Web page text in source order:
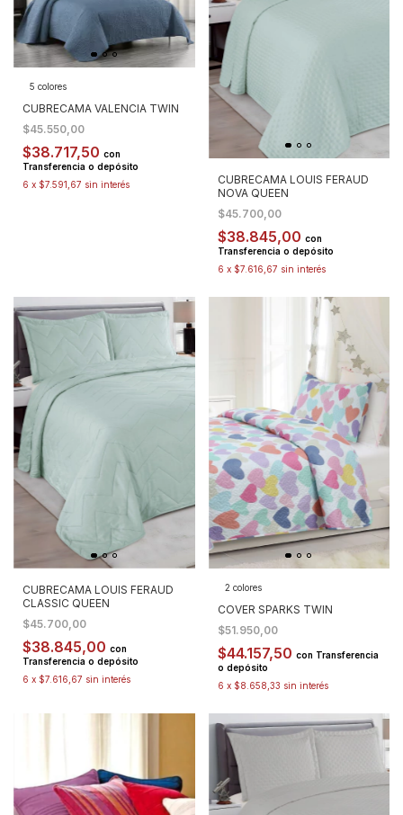
5 colores
CUBRECAMA VALENCIA TWIN
$45.550,00
$38.717,50 con
Transferencia o depósito
6 x $7.591,67 sin interés
CUBRECAMA LOUIS FERAUD
NOVA QUEEN
$45.700,00
$38.845,00 con
Transferencia o depósito
6 x $7.616,67 sin interés
CUBRECAMA LOUIS FERAUD
CLASSIC QUEEN
$45.700,00
$38.845,00 con
Transferencia o depósito
6 x $7.616,67 sin interés
2 colores
COVER SPARKS TWIN
$51.950,00
$44.157,50 con Transferencia
o depósito
6 x $8.658,33 sin interés